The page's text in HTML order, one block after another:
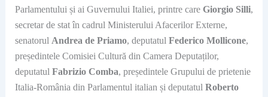
Parlamentului și ai Guvernului Italiei, printre care Giorgio Silli,
secretar de stat în cadrul Ministerului Afacerilor Externe,
senatorul Andrea de Priamo, deputatul Federico Mollicone,
președintele Comisiei Cultură din Camera Deputaților,
deputatul Fabrizio Comba, președintele Grupului de prietenie
Italia-România din Parlamentul italian și deputatul Roberto